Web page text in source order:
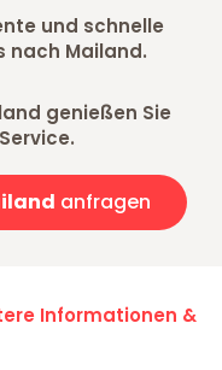
und schnelle
nach Mailand.
genießen Sie
anfragen
Informationen &